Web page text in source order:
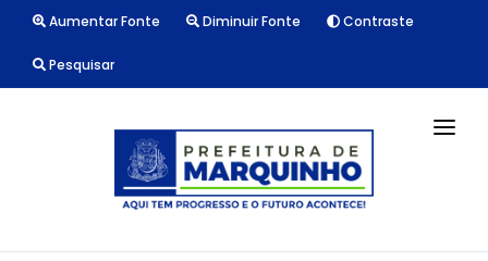
Aumentar Fonte Diminuir Fonte Contraste
Pesquisar